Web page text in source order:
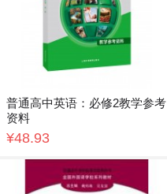
普通高中英语：必修2教学参考
资料
¥48.93